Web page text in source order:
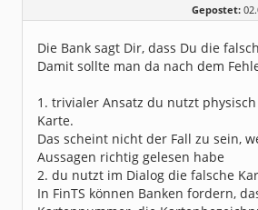
bei Kreissparkasse Schwalm-
letzten 10 Zeichen der IBAN des
ei dem Institut "COMMERZBANK
en Sie diese mit der Taste "OK".
en Sie diesen mit der Taste
15:30:35
AqHBCI abgeschlossen.
15:30:35
Freigeben von Benutzer "1"
15:30:35
Vorgang abgeschlossen, Sie
nun schließen.
Deskriptor
14:03:55
Verwende GnuTLS Default Ciphers.
14:03:55
RSA-AES-256-GCM:AEAD
14:03:55
Nachricht gesendet
Antwort erhalten
14:03:56
HBCI: 3060 - Bitte beachten Sie
en Warnungen/Hinweise. (M)
14:03:56
HBCI: 3090 - Bitte Ergebnis des
Alter:
54
Dabei seit:
02 / 2003
Gepostet:
Die Bank sagt Dir, dass Du die
Damit sollte man da nach dem
1. trivialer Ansatz du nutzt
Karte.
Das scheint nicht der Fall zu sein,
Aussagen richtig gelesen habe
2. du nutzt im Dialog die falsche
In FinTS können Banken fordern,